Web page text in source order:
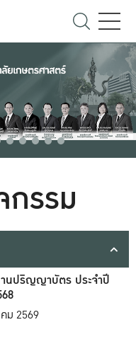
กรรม
นปริญญาบัตร ประจำปี
ม 2569